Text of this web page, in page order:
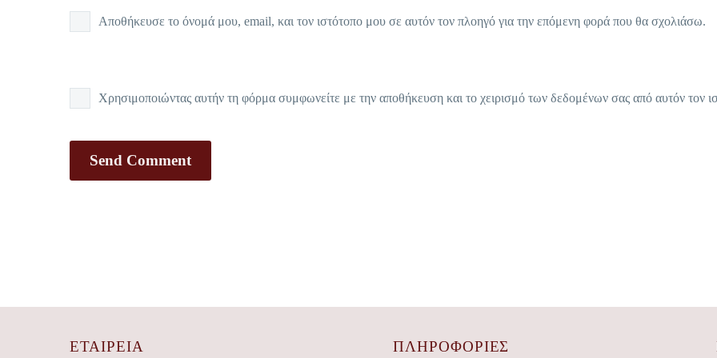
Αποθήκευσε το όνομά μου, email, και τον ιστότοπο μου σε αυτόν τον πλοηγό για την επόμενη φορά που θα σχολιάσω.
Χρησιμοποιώντας αυτήν τη φόρμα συμφωνείτε με την αποθήκευση και το χειρισμό των δεδομένων σας από αυτόν τον
Send Comment
ΕΤΑΙΡΕΊΑ ΠΛΗΡΟΦΟΡΙΕΣ